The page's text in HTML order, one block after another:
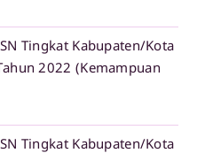
Tingkat Kabupaten/Kota
2022 (Kemampuan
Tingkat Kabupaten/Kota